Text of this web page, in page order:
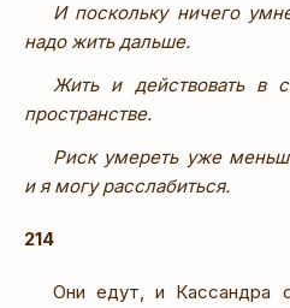
И поскольку ничего
надо жить дальше.
Жить и действовать в
пространстве.
Риск умереть уже
и я могу расслабиться.
214
Они едут, и Кассандра